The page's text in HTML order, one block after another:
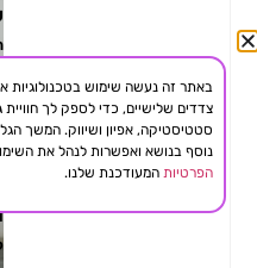
י
ו
צדדים שלישיים, כדי לספק לך חוויית
סטטיסטיקה, אפיון ושיווק. המשך
נוסף בנושא ואפשרות לנהל את
הפרטיות המעודכנת שלנו.